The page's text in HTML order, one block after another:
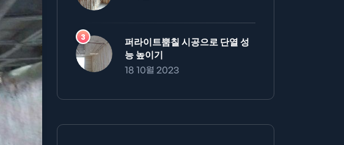
퍼라이트뿜칠 시공으로 단열 성
능 높이기
18 10월 2023